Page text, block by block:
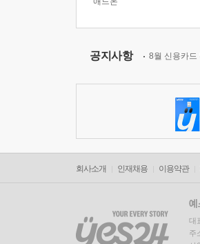
공지사항 8월 신용카드
회사소개 인재채용 이용약관
대
주